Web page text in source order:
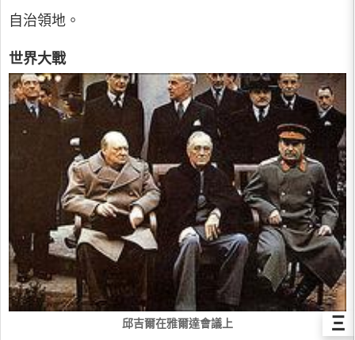
自治領地。
世界大戰
邱吉爾在雅爾達會議上 Ξ